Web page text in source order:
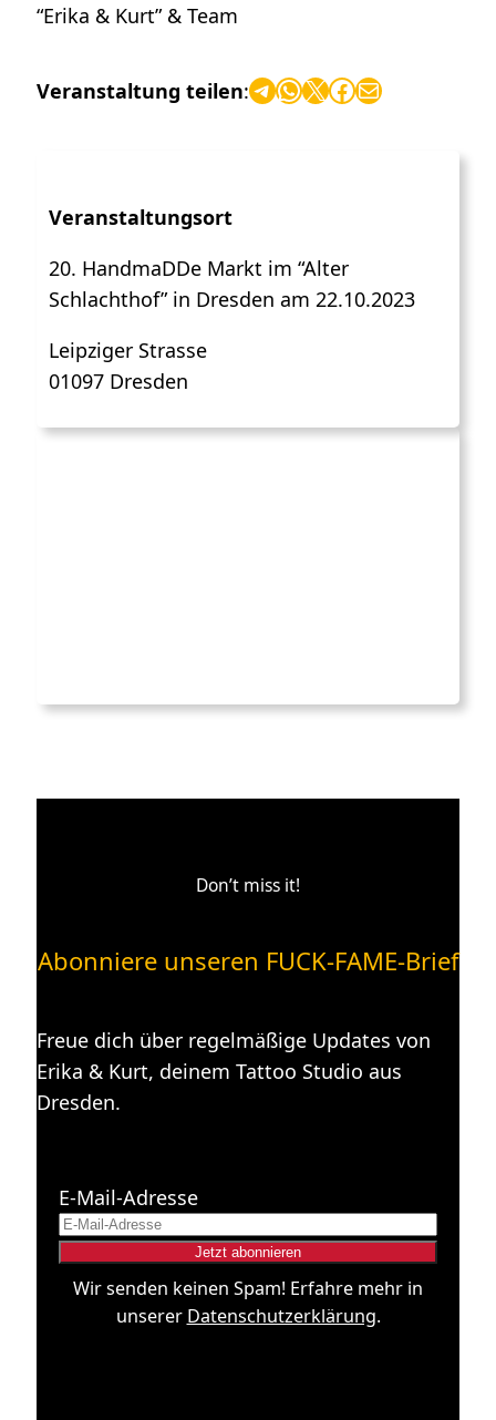
“Erika & Kurt” & Team
Veranstaltung teilen:TelegramWhatsApp X Facebook E-Mail
Veranstaltungsort
20. HandmaDDe Markt im “Alter
Schlachthof” in Dresden am 22.10.2023
Leipziger Strasse
01097 Dresden
Don’t miss it!
Abonniere unseren FUCK-FAME-Brief
Freue dich über regelmäßige Updates von
Erika & Kurt, deinem Tattoo Studio aus
Dresden.
E-Mail-Adresse
Wir senden keinen Spam! Erfahre mehr in
unserer Datenschutzerklärung.